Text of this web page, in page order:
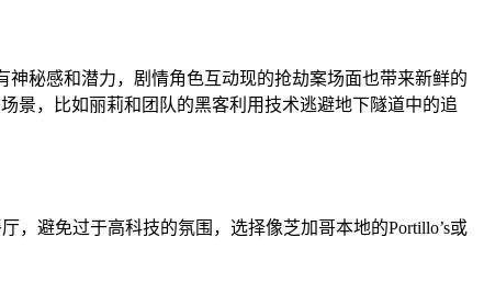
神秘感和潜力，剧情角色互动现的抢劫案场面也带来新鲜的
，比如丽莉和团队的黑客利用技术逃避地下隧道中的追
避免过于高科技的氛围，选择像芝加哥本地的Portillo’s或